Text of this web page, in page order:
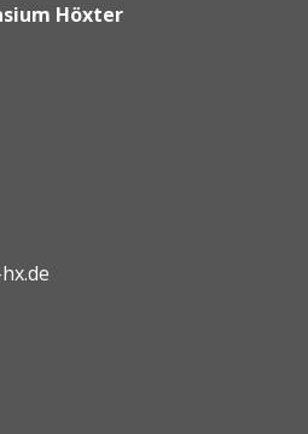
Höxter